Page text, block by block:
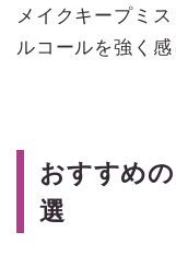
メイクキープミ
ルコールを強く感
おすすめ
選